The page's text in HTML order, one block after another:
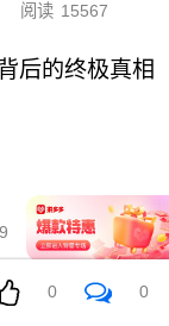
阅读 15567
后的终极真相
08-03
自己埋了！恐
0 0